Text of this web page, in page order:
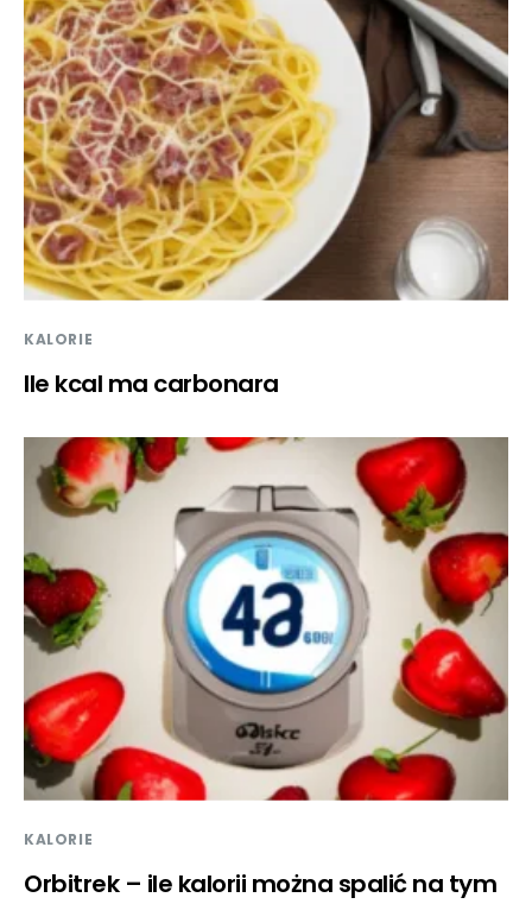
KALORIE
Ile kcal ma carbonara
KALORIE
Orbitrek – ile kalorii można spalić na tym